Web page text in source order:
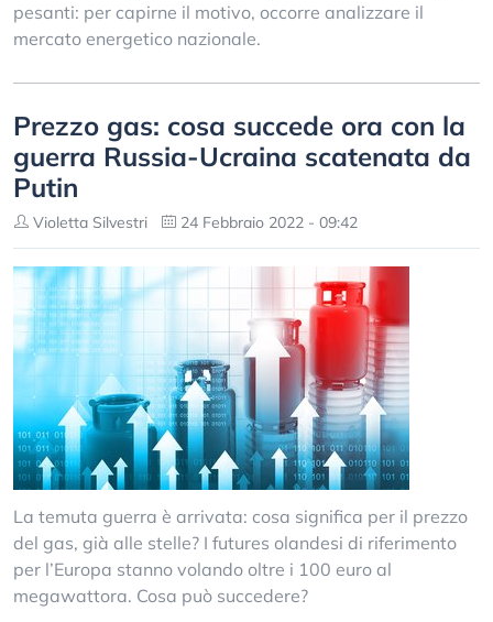
pesanti: per capirne il motivo, occorre analizzare il
mercato energetico nazionale.
Prezzo gas: cosa succede ora con la
guerra Russia-Ucraina scatenata da
Putin
Violetta Silvestri 24 Febbraio 2022 - 09:42
La temuta guerra è arrivata: cosa significa per il prezzo
del gas, già alle stelle? I futures olandesi di riferimento
per l’Europa stanno volando oltre i 100 euro al
megawattora. Cosa può succedere?